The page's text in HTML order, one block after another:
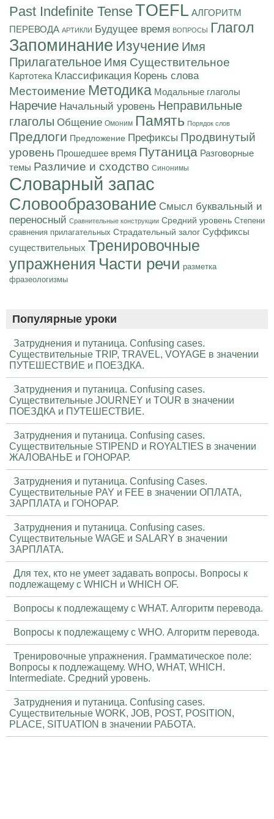
Past Indefinite TenseTOEFL АЛГОРИТМ
ПЕРЕВОДА АРТИКЛИ Будущее время ВОПРОСЫ Глагол
Запоминание Изучение Имя
Прилагательное Имя Существительное
Картотека Классификация Корень слова
Местоимение Методика Модальные глаголы
Наречие Начальный уровень Неправильные
глаголы Общение Омоним Память Порядок слов
Предлоги Предложение Префиксы Продвинутый
уровень Прошедшее время Путаница Разговорные
темы Различие и сходство Синонимы
Словарный запас
Словообразование Смысл буквальный и
переносный Сравнительные конструкции Средний уровень Степени
сравнения прилагательных Страдательный залог Суффиксы
существительных Тренировочные
упражнения Части речи разметка
фразеологизмы
Популярные уроки
Затруднения и путаница. Confusing cases.
Существительные TRIP, TRAVEL, VOYAGE в значении
ПУТЕШЕСТВИЕ и ПОЕЗДКА.
Затруднения и путаница. Confusing cases.
Существительные JOURNEY и TOUR в значении
ПОЕЗДКА и ПУТЕШЕСТВИЕ.
Затруднения и путаница. Confusing cases.
Существительные STIPEND и ROYALTIES в значении
ЖАЛОВАНЬЕ и ГОНОРАР.
Затруднения и путаница. Confusing Cases.
Существительные PAY и FEE в значении ОПЛАТА,
ЗАРПЛАТА и ГОНОРАР.
Затруднения и путаница. Confusing cases.
Существительные WAGE и SALARY в значении
ЗАРПЛАТА.
Для тех, кто не умеет задавать вопросы. Вопросы к
подлежащему с WHICH и WHICH OF.
Вопросы к подлежащему с WHAT. Алгоритм перевода.
Вопросы к подлежащему с WHO. Алгоритм перевода.
Тренировочные упражнения. Грамматическое поле:
Вопросы к подлежащему. WHO, WHAT, WHICH.
Intermediate. Средний уровень.
Затруднения и путаница. Confusing cases.
Существительные WORK, JOB, POST, POSITION,
PLACE, SITUATION в значении РАБОТА.